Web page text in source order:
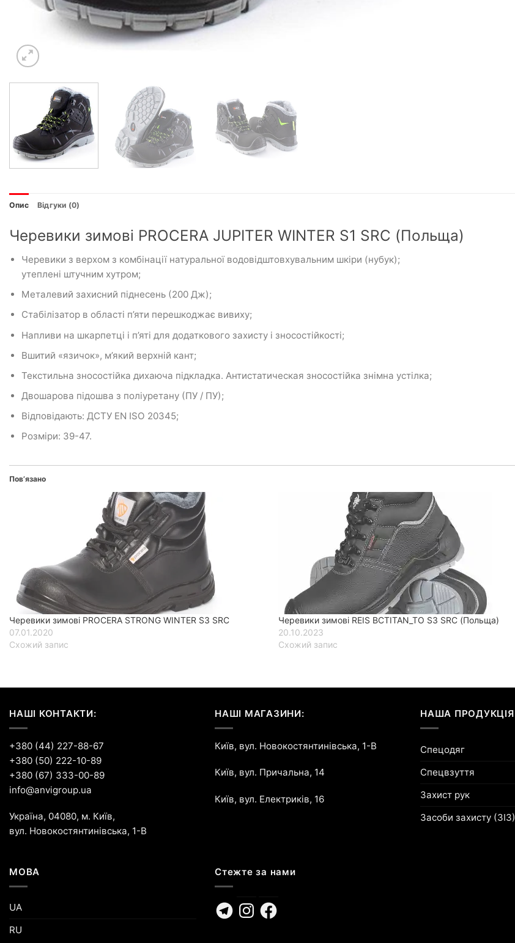
Опис Відгуки (0)
Черевики зимові PROCERA JUPITER WINTER S1 SRC (Польща)
Черевики з верхом з комбінації натуральної водовідштовхувальним шкіри (нубук);
утеплені штучним хутром;
Металевий захисний піднесень (200 Дж);
Стабілізатор в області п’яти перешкоджає вивиху;
Напливи на шкарпетці і п’яті для додаткового захисту і зносостійкості;
Вшитий «язичок», м’який верхній кант;
Текстильна зносостійка дихаюча підкладка. Антистатическая зносостійка знімна устілка;
Двошарова підошва з поліуретану (ПУ / ПУ);
Відповідають: ДСТУ EN ISO 20345;
Розміри: 39-47.
Пов’язано
Черевики зимові PROCERA STRONG WINTER S3 SRC
07.01.2020
Схожий запис
Черевики зимові REIS BCTITAN_TO S3 SRC (Польща)
20.10.2023
Схожий запис
НАШІ КОНТАКТИ:
+380 (44) 227-88-67
+380 (50) 222-10-89
+380 (67) 333-00-89
info@anvigroup.ua
Україна, 04080, м. Київ,
вул. Новокостянтинівська, 1-В
НАШІ МАГАЗИНИ:
Київ, вул. Новокостянтинівська, 1-В
Київ, вул. Причальна, 14
Київ, вул. Електриків, 16
НАША ПРОДУКЦІЯ
Спецодяг
Спецвзуття
Захист рук
Засоби захисту (ЗІЗ)
МОВА
UA
RU
Стежте за нами
TelegramInstagramFacebook